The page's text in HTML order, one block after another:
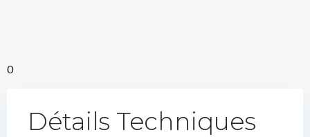
0
Détails Techniques